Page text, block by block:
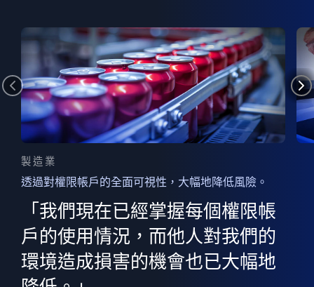
製造業
透過對權限帳戶的全面可視性，大幅地降低風險。
「我們現在已經掌握每個權限帳
戶的使用情況，而他人對我們的
環境造成損害的機會也已大幅地